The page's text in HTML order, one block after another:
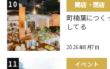
開店・閉店
町楠葉につく
してる
2026年8月7日
イベント